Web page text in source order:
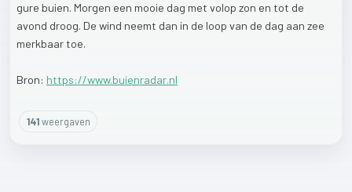
gure buien. Morgen een mooie dag met volop zon en tot de
avond droog. De wind neemt dan in de loop van de dag aan zee
merkbaar toe.
Bron: https://www.buienradar.nl
141weergaven